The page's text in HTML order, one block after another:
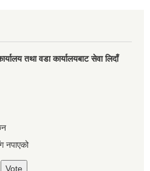
तथा वडा कार्यालयबाट सेवा लिदाँ
नपाएको